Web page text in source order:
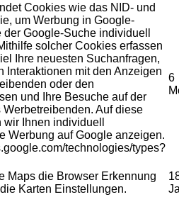
Cookies wie das NID- und
um Werbung in Google-
der Google-Suche individuell
solcher Cookies erfassen
Ihre neuesten Suchanfragen,
Interaktionen mit den Anzeigen
oder den
und Ihre Besuche auf der
Auf diese
Ihnen individuell
Werbung auf Google anzeigen.
technologies/types?
6
Maps die Browser Erkennung
Karten Einstellungen.